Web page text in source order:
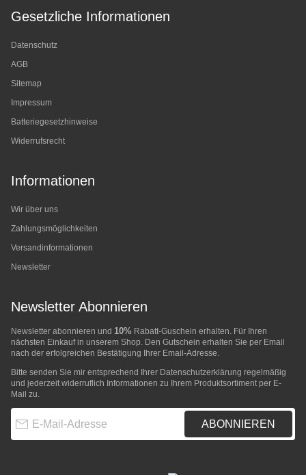
Gesetzliche Informationen
Datenschutz
AGB
Sitemap
Impressum
Batteriegesetzhinweise
Widerrufsrecht
Informationen
Wir über uns
Zahlungsmöglichkeiten
Versandinformationen
Newsletter
Newsletter Abonnieren
Newsletter abonnieren und 10% Rabatt-Guschein erhalten. Für Ihren
nächsten Einkauf in unserem Shop. Den Gutschein erhalten Sie per Email
nach der erfolgreichen Bestätigung Ihrer Email-Adresse.
Bitte senden Sie mir entsprechend Ihrer Datenschutzerklärung regelmäßig
und jederzeit widerruflich Informationen zu Ihrem Produktsortiment per E-
Mail zu.
ABONNIEREN